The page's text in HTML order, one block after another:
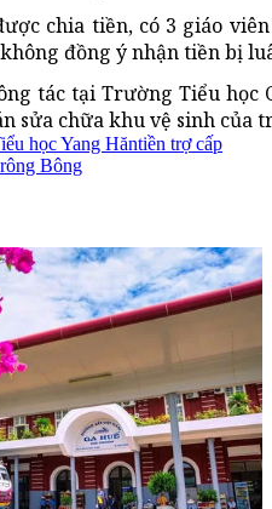
chia tiền, có 3 giáo
đồng ý nhận tiền bị
tác tại Trường Tiểu học
sửa chữa khu vệ sinh của
học Yang Hăntiền trợ cấp
Bông